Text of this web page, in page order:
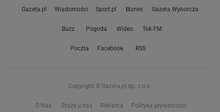
Gazeta.pl Wiadomości Sport.pl Biznes Gazeta Wyborcza
Buzz Pogoda Wideo Tok.FM
Poczta Facebook RSS
Copyright © Gazeta.pl sp. z o.o.
O Nas Staże u nas Reklama Polityka prywatności